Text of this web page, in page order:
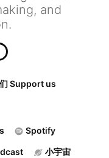
and
Support us
Spotify
小宇宙